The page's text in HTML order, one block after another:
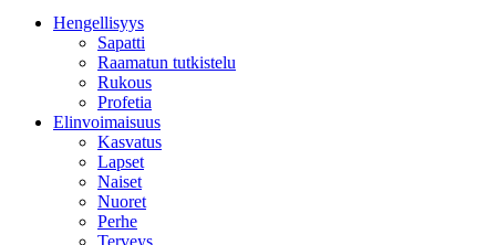
Hengellisyys
Sapatti
Raamatun tutkistelu
Rukous
Profetia
Elinvoimaisuus
Kasvatus
Lapset
Naiset
Nuoret
Perhe
Terveys